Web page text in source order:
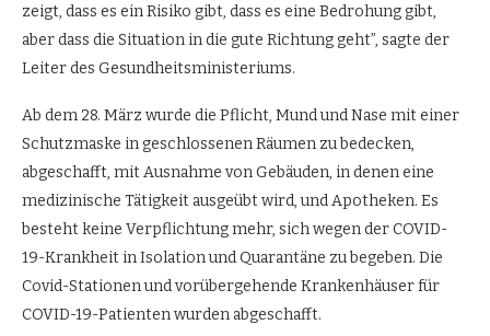
zeigt, dass es ein Risiko gibt, dass es eine Bedrohung gibt,
aber dass die Situation in die gute Richtung geht”, sagte der
Leiter des Gesundheitsministeriums.
Ab dem 28. März wurde die Pflicht, Mund und Nase mit einer
Schutzmaske in geschlossenen Räumen zu bedecken,
abgeschafft, mit Ausnahme von Gebäuden, in denen eine
medizinische Tätigkeit ausgeübt wird, und Apotheken. Es
besteht keine Verpflichtung mehr, sich wegen der COVID-
19-Krankheit in Isolation und Quarantäne zu begeben. Die
Covid-Stationen und vorübergehende Krankenhäuser für
COVID-19-Patienten wurden abgeschafft.